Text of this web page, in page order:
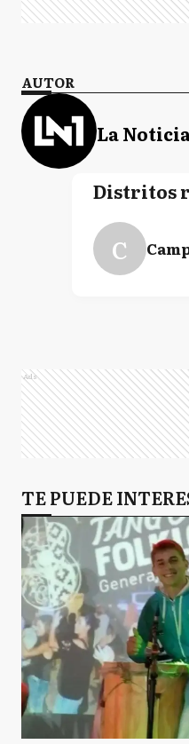
AUTOR
La
Distritos
C
Ads
TE PUEDE